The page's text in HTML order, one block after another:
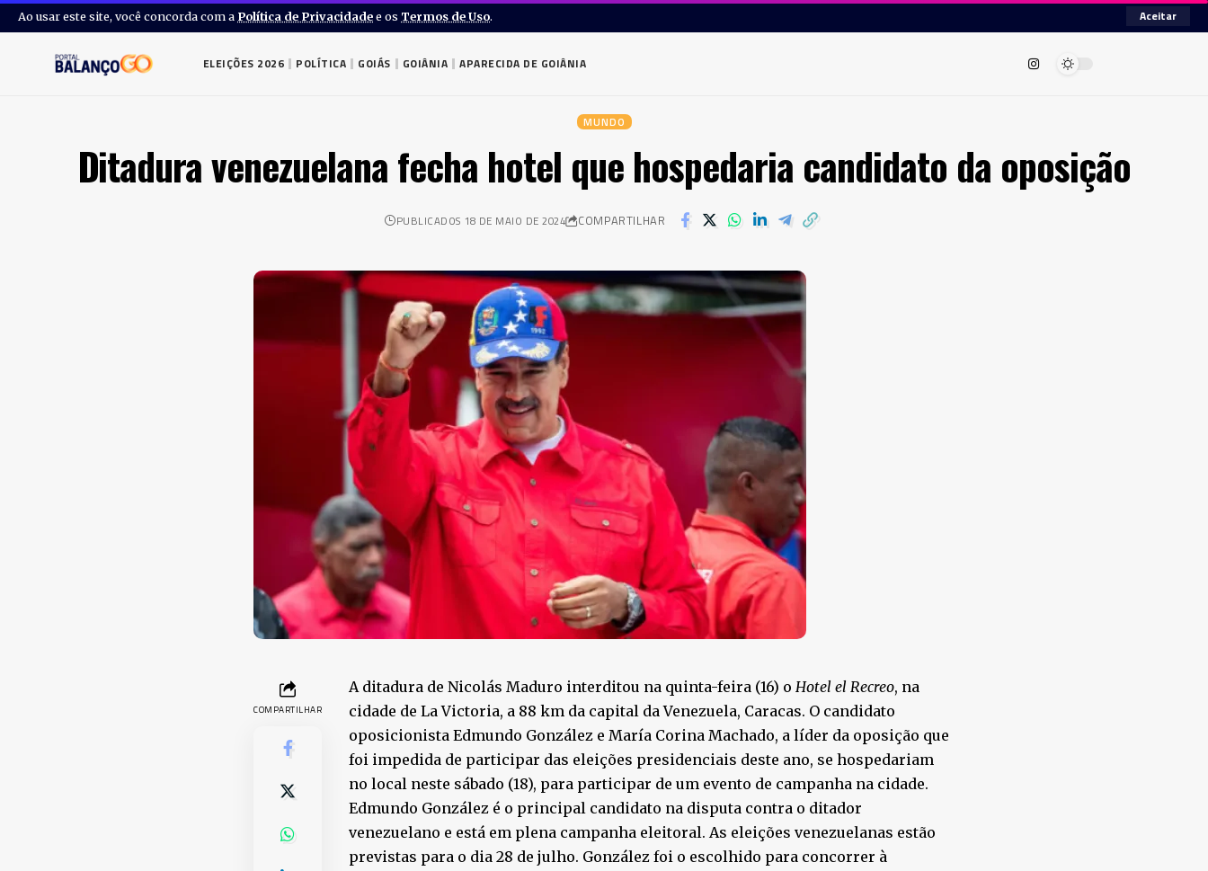
Ao usar este site, você concorda com a Política de Privacidadee os Termos de Uso. Aceitar
ELEIÇÕES 2026 POLÍTICA GOIÁS GOIÂNIA APARECIDA DE GOIÂNIA
MUNDO
Ditadura venezuelana fecha hotel que hospedaria candidato da oposição
PUBLICADOS 18 DE MAIO DE 2024 COMPARTILHAR
COMPARTILHAR
A ditadura de Nicolás Maduro interditou na quinta-feira (16) o Hotel el Recreo, na
cidade de La Victoria, a 88 km da capital da Venezuela, Caracas. O candidato
oposicionista Edmundo González e María Corina Machado, a líder da oposição que
foi impedida de participar das eleições presidenciais deste ano, se hospedariam
no local neste sábado (18), para participar de um evento de campanha na cidade.
Edmundo González é o principal candidato na disputa contra o ditador
venezuelano e está em plena campanha eleitoral. As eleições venezuelanas estão
previstas para o dia 28 de julho. González foi o escolhido para concorrer à